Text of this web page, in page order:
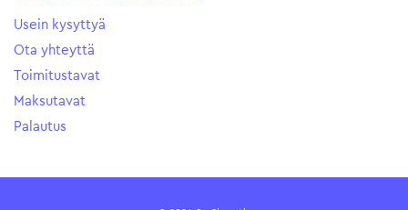
Usein kysyttyä
Ota yhteyttä
Toimitustavat
Maksutavat
Palautus